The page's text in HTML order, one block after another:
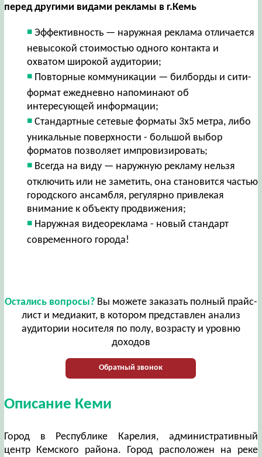
перед другими видами рекламы в г.Кемь
Эффективность — наружная реклама отличается
невысокой стоимостью одного контакта и
охватом широкой аудитории;
Повторные коммуникации — билборды и сити-
формат ежедневно напоминают об
интересующей информации;
Стандартные сетевые форматы 3х5 метра, либо
уникальные поверхности - большой выбор
форматов позволяет импровизировать;
Всегда на виду — наружную рекламу нельзя
отключить или не заметить, она становится частью
городского ансамбля, регулярно привлекая
внимание к объекту продвижения;
Наружная видеореклама - новый стандарт
современного города!
Остались вопросы?Вы можете заказать полный прайс-
лист и медиакит, в котором представлен анализ
аудитории носителя по полу, возрасту и уровню
доходов
Обратный звонок
Описание Кеми
Город в Республике Карелия, административный
центр Кемского района. Город расположен на реке